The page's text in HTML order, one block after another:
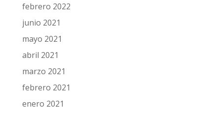
febrero 2022
junio 2021
mayo 2021
abril 2021
marzo 2021
febrero 2021
enero 2021